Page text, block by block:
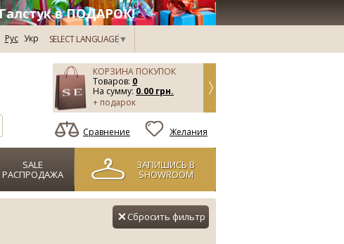
в ПОДАРОК!
Рус Укр SELECT LANGUAGE▼
КОРЗИНА ПОКУПОК
Товаров: 0
На сумму: 0.00 грн.
+ подарок
Сравнение Желания
SALE
РАСПРОДАЖА
ЗАПИШИСЬ В
SHOWROOM
Сбросить фильтр